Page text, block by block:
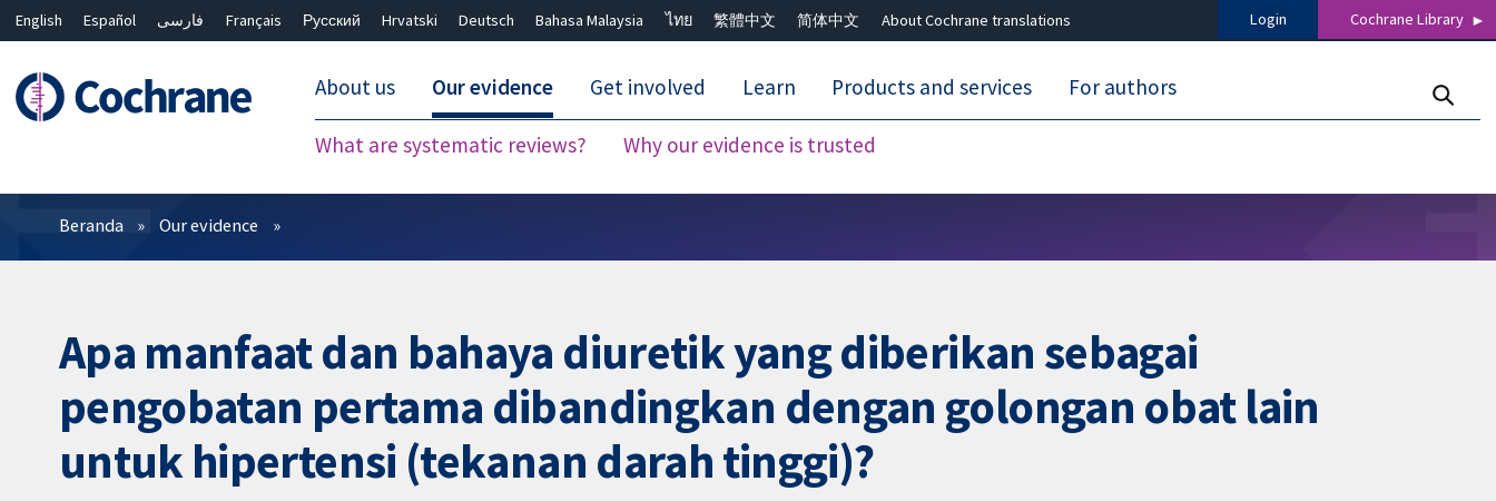
English Español فارسی Français Русский Hrvatski Deutsch Bahasa Malaysia ไทย 繁體中文 简体中文 About Cochrane translations Login Cochrane Library
About us Our evidence
What are systematic reviews? Why our evidence is trusted
Get involved Learn Products and services For authors
Filter
Beranda Our evidence
Apa manfaat dan bahaya diuretik yang diberikan sebagai
pengobatan pertama dibandingkan dengan golongan obat lain
untuk hipertensi (tekanan darah tinggi)?